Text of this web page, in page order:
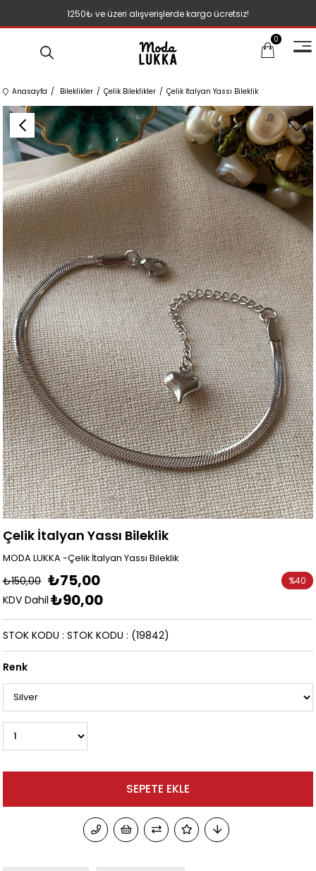
1250₺ ve üzeri alışverişlerde kargo ücretsiz!
0
Anasayfa Bileklikler Çelik Bileklikler Çelik İtalyan Yassı Bileklik
Çelik İtalyan Yassı Bileklik
MODA LUKKA -Çelik İtalyan Yassı Bileklik
₺150,00 ₺75,00
KDV Dahil ₺90,00
%40
(19842)
STOK KODU STOK KODU
Renk